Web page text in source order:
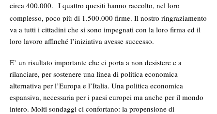
circa 400.000. I quattro quesiti hanno raccolto, nel loro
complesso, poco più di 1.500.000 firme. Il nostro ringraziamento
va a tutti i cittadini che si sono impegnati con la loro firma ed il
loro lavoro affinché l’iniziativa avesse successo.
E’ un risultato importante che ci porta a non desistere e a
rilanciare, per sostenere una linea di politica economica
alternativa per l’Europa e l’Italia. Una politica economica
espansiva, necessaria per i paesi europei ma anche per il mondo
intero. Molti sondaggi ci confortano: la propensione di